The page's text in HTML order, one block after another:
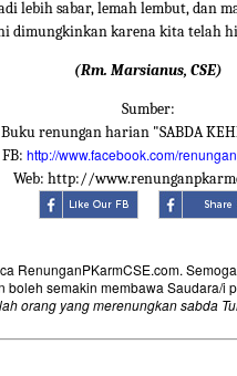
lebih sabar, lemah lembut, dan
dimungkinkan karena kita telah
(Rm. Marsianus, CSE)
Sumber:
Buku renungan harian "SABDA
FB: http://www.facebook.com/
Web: http://
RenunganPKarmCSE.com.
boleh semakin membawa Saudara/i
orang yang merenungkan sabda